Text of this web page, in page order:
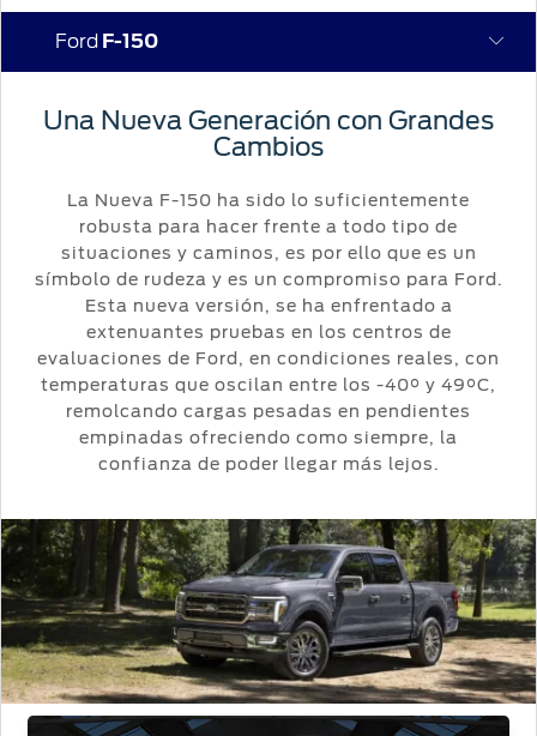
COTIZAR
COTIZAR
Solicitar
cotización
VEHÍCULOS
OPORTUNIDADES
POSVENTA
MI
FORD
Propietarios
Ford
Mis
Experiencias
Ford
Manual del
Propietario
SYNC®-
Conectividad
Guía
SERVICIOS
Ford
Posventa
Programa de
mantenimiento
Ford
Assistance
REPUESTOS
Y
ACCESORIOS
Accesorios
Originales
FORD
INICIAR
INICIAR
SESIÓN
Iniciar
sesión
Crea
tu
cuenta
cuenta
Cambiar
contraseña
Ford F-150
Una Nueva Generación con Grandes
Cambios
La Nueva F-150 ha sido lo suficientemente
robusta para hacer frente a todo tipo de
situaciones y caminos, es por ello que es un
símbolo de rudeza y es un compromiso para Ford.
Esta nueva versión, se ha enfrentado a
extenuantes pruebas en los centros de
evaluaciones de Ford, en condiciones reales, con
temperaturas que oscilan entre los -40° y 49°C,
remolcando cargas pesadas en pendientes
empinadas ofreciendo como siempre, la
confianza de poder llegar más lejos.